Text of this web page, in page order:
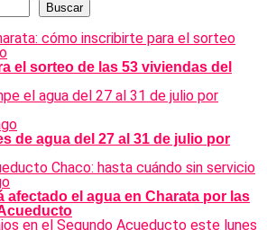
Buscar
el sorteo de las 53 viviendas del
de agua del 27 al 31 de julio por
afectado el agua en Charata por las